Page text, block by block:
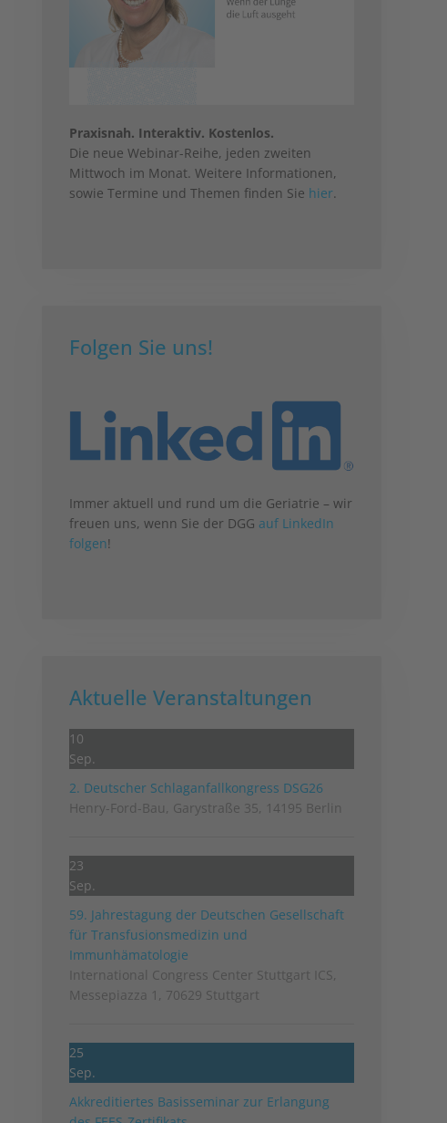
Praxisnah. Interaktiv. Kostenlos.
Die neue Webinar-Reihe, jeden zweiten
Mittwoch im Monat. Weitere Informationen,
sowie Termine und Themen finden Sie hier.
Folgen Sie uns!
Immer aktuell und rund um die Geriatrie – wir
freuen uns, wenn Sie der DGG auf LinkedIn
folgen!
Aktuelle Veranstaltungen
10
Sep.
2. Deutscher Schlag­anfall­kongress DSG26
Henry-Ford-Bau, Garystraße 35, 14195 Berlin
23
Sep.
59. Jahrestagung der Deutschen Gesellschaft
für Transfusionsmedizin und
Immunhämatologie
International Congress Center Stuttgart ICS,
Messepiazza 1, 70629 Stuttgart
25
Sep.
Akkreditiertes Basisseminar zur Erlangung